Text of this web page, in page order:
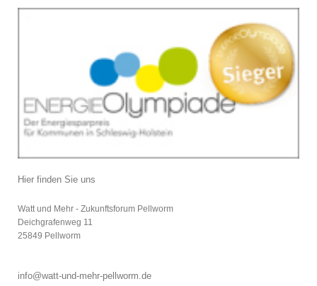
Hier finden Sie uns
Watt und Mehr - Zukunftsforum Pellworm
Deichgrafenweg 11
25849 Pellworm
info@watt-und-mehr-pellworm.de